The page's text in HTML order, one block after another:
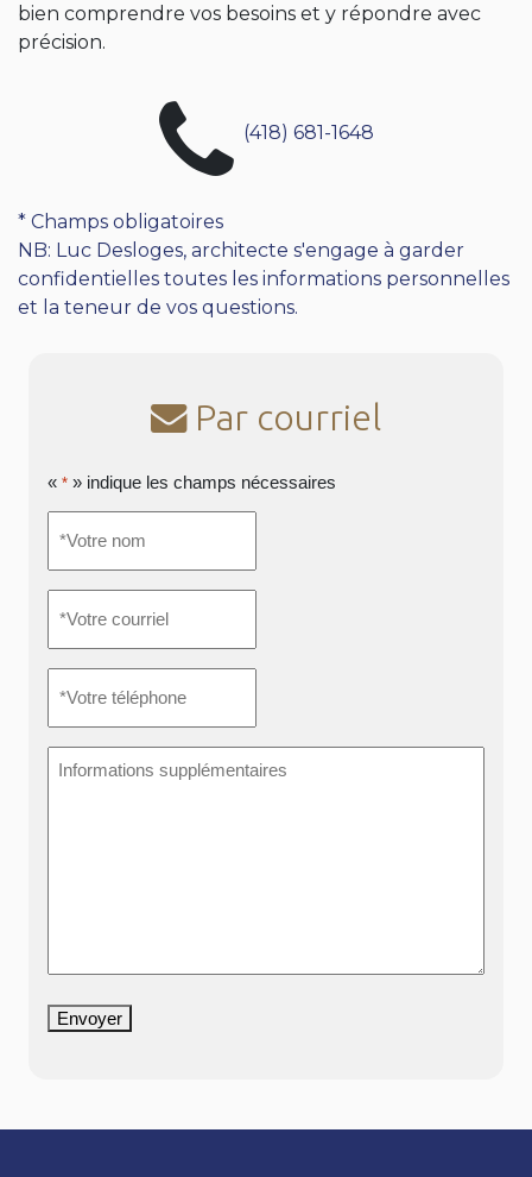
bien comprendre vos besoins et y répondre avec
précision.
(418) 681-1648
* Champs obligatoires
NB: Luc Desloges, architecte s'engage à garder
confidentielles toutes les informations personnelles
et la teneur de vos questions.
Par courriel
« * » indique les champs nécessaires
nom*
courriel*
téléphone *
supplémentaires
Envoyer